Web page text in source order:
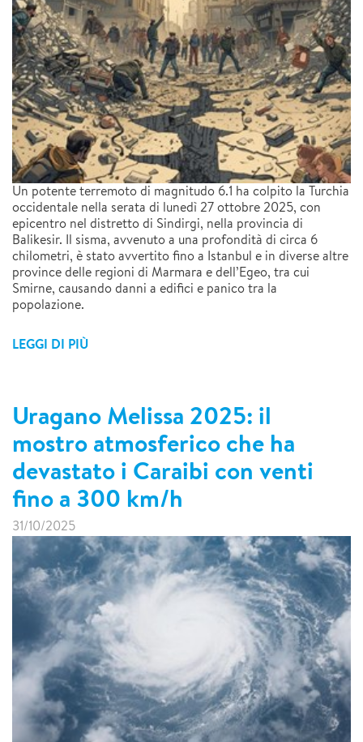
Un potente terremoto di magnitudo 6.1 ha colpito la Turchia
occidentale nella serata di lunedì 27 ottobre 2025, con
epicentro nel distretto di Sindirgi, nella provincia di
Balikesir. Il sisma, avvenuto a una profondità di circa 6
chilometri, è stato avvertito fino a Istanbul e in diverse altre
province delle regioni di Marmara e dell’Egeo, tra cui
Smirne, causando danni a edifici e panico tra la
popolazione.​
LEGGI DI PIÙ
Uragano Melissa 2025: il
mostro atmosferico che ha
devastato i Caraibi con venti
fino a 300 km/h
31/10/2025